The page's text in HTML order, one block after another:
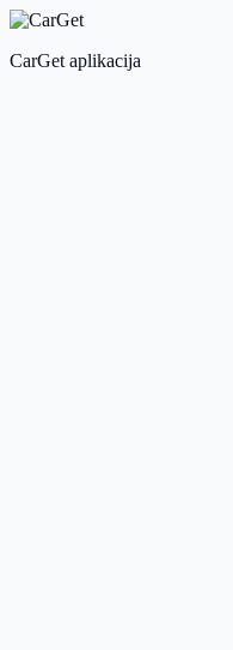
CarGet aplikacija